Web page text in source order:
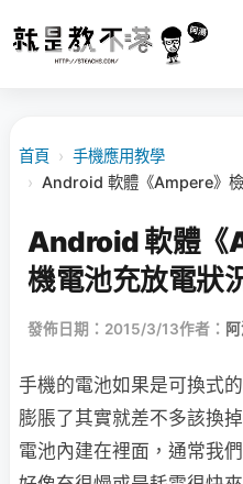
首頁 › 手機應用教學
› Android 軟體《Ampere》
Android 軟體《
機電池充放電狀
發佈日期：2015/3/13作者：
手機的電池如果是可換式
膨脹了其實就差不多該換
電池內建在裡面，通常我